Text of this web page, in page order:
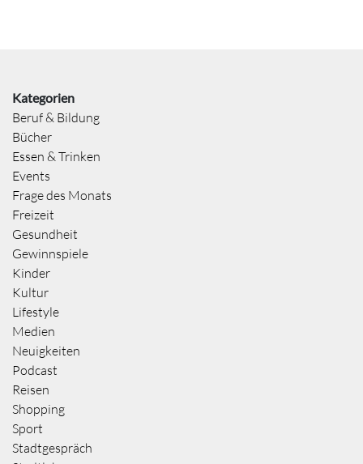
Kategorien
Beruf & Bildung
Bücher
Essen & Trinken
Events
Frage des Monats
Freizeit
Gesundheit
Gewinnspiele
Kinder
Kultur
Lifestyle
Medien
Neuigkeiten
Podcast
Reisen
Shopping
Sport
Stadtgespräch